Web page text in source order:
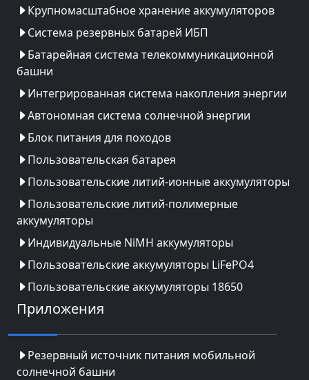
Крупномасштабное хранение аккумуляторов
Система резервных батарей ИБП
Батарейная система телекоммуникационной
башни
Интегрированная система накопления энергии
Автономная система солнечной энергии
Блок питания для походов
Пользовательская батарея
Пользовательские литий-ионные аккумуляторы
Пользовательские литий-полимерные
аккумуляторы
Индивидуальные NiMH аккумуляторы
Пользовательские аккумуляторы LiFePO4
Пользовательские аккумуляторы 18650
Приложения
Резервный источник питания мобильной
солнечной башни